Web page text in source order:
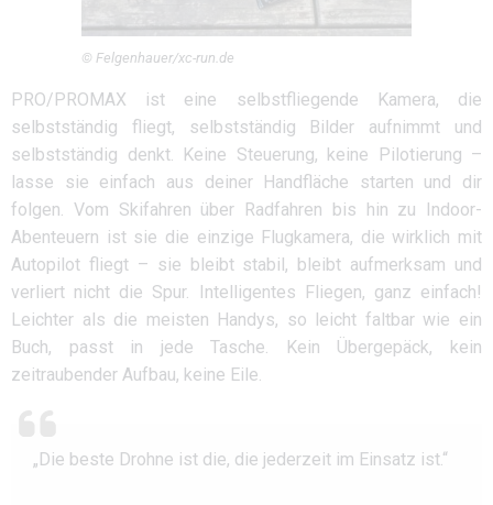
© Felgenhauer/xc-run.de
PRO/PROMAX ist eine selbstfliegende Kamera, die
selbstständig fliegt, selbstständig Bilder aufnimmt und
selbstständig denkt. Keine Steuerung, keine Pilotierung –
lasse sie einfach aus deiner Handfläche starten und dir
folgen. Vom Skifahren über Radfahren bis hin zu Indoor-
Abenteuern ist sie die einzige Flugkamera, die wirklich mit
Autopilot fliegt – sie bleibt stabil, bleibt aufmerksam und
verliert nicht die Spur. Intelligentes Fliegen, ganz einfach!
Leichter als die meisten Handys, so leicht faltbar wie ein
Buch, passt in jede Tasche. Kein Übergepäck, kein
zeitraubender Aufbau, keine Eile.
„Die beste Drohne ist die, die jederzeit im Einsatz ist.“